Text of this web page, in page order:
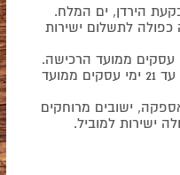
הירדן, ים המלח.
לתשלום ישירות
הובלה צפונית לחיפה- זמן אספקה עד 21 ימי עסקים ממועד
לקו הירוק עד 21 ימי אספקה, ישובים מרוחקים
ישירות למוביל.